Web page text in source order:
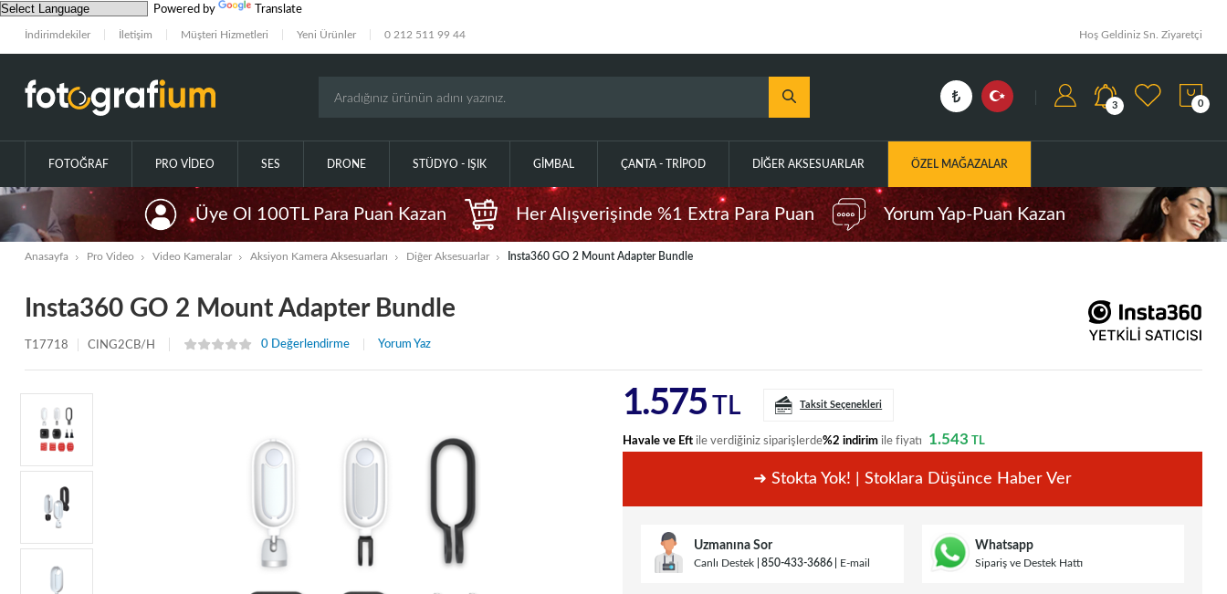
Powered by Translate
İndirimdekiler İletişim Müşteri Hizmetleri Yeni Ürünler 0 212 511 99 44 Hoş Geldiniz Sn. Ziyaretçi
3 0
FOTOĞRAF PRO VIDEO SES DRONE STÜDYO - IŞIK GIMBAL ÇANTA - TRIPOD DIĞER AKSESUARLAR ÖZEL MAĞAZALAR
Üye Ol 100TL Para Puan Kazan Her Alışverişinde %1 Extra Para Puan Yorum Yap-Puan Kazan
Anasayfa Pro Video Video Kameralar Aksiyon Kamera Aksesuarları Diğer Aksesuarlar Insta360 GO 2 Mount Adapter Bundle
Insta360 GO 2 Mount Adapter Bundle
T17718 CING2CB/H 0 Değerlendirme Yorum Yaz
1.575 TL Taksit Seçenekleri
Havale ve Eft ile verdiğiniz siparişlerde%2 indirim ile fiyatı 1.543 TL
➜ Stokta Yok! | Stoklara Düşünce Haber Ver
Uzmanına Sor
Canlı Destek 850-433-3686 E-mail
Whatsapp
Sipariş ve Destek Hattı